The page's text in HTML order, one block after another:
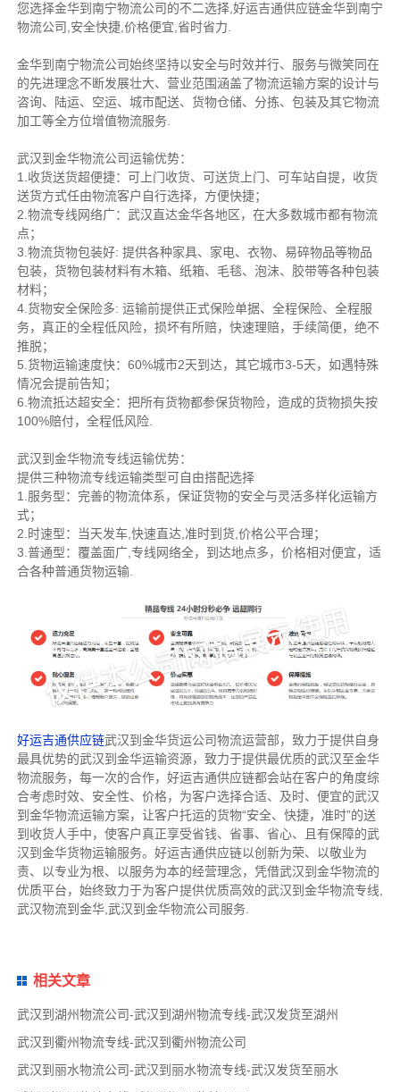
您选择金华到南宁物流公司的不二选择,好运吉通供应链金华到南宁
物流公司,安全快捷,价格便宜,省时省力.
金华到南宁物流公司始终坚持以安全与时效并行、服务与微笑同在
的先进理念不断发展壮大、营业范围涵盖了物流运输方案的设计与
咨询、陆运、空运、城市配送、货物仓储、分拣、包装及其它物流
加工等全方位增值物流服务.
武汉到金华物流公司运输优势：
1.收货送货超便捷：可上门收货、可送货上门、可车站自提，收货
送货方式任由物流客户自行选择，方便快捷；
2.物流专线网络广：武汉直达金华各地区，在大多数城市都有物流
点；
3.物流货物包装好: 提供各种家具、家电、衣物、易碎物品等物品
包装，货物包装材料有木箱、纸箱、毛毯、泡沫、胶带等各种包装
材料；
4.货物安全保险多: 运输前提供正式保险单据、全程保险、全程服
务，真正的全程低风险，损坏有所赔，快速理赔，手续简便，绝不
推脱；
5.货物运输速度快：60%城市2天到达，其它城市3-5天，如遇特殊
情况会提前告知；
6.物流抵达超安全：把所有货物都参保货物险，造成的货物损失按
100%赔付，全程低风险.
武汉到金华物流专线运输优势：
提供三种物流专线运输类型可自由搭配选择
1.服务型：完善的物流体系，保证货物的安全与灵活多样化运输方
式；
2.时速型：当天发车,快速直达,准时到货,价格公平合理；
3.普通型：覆盖面广,专线网络全，到达地点多，价格相对便宜，适
合各种普通货物运输.
好运吉通供应链武汉到金华货运公司物流运营部，致力于提供自身
最具优势的武汉到金华运输资源，致力于提供最优质的武汉至金华
物流服务，每一次的合作，好运吉通供应链都会站在客户的角度综
合考虑时效、安全性、价格，为客户选择合适、及时、便宜的武汉
到金华物流运输方案，让客户托运的货物“安全、快捷，准时”的送
到收货人手中，使客户真正享受省钱、省事、省心、且有保障的武
汉到金华货物运输服务。好运吉通供应链以创新为荣、以敬业为
责、以专业为根、以服务为本的经营理念，凭借武汉到金华物流的
优质平台，始终致力于为客户提供优质高效的武汉到金华物流专线,
武汉物流到金华,武汉到金华物流公司服务.
相关文章
武汉到湖州物流公司-武汉到湖州物流专线-武汉发货至湖州
武汉到衢州物流专线-武汉到衢州物流公司
武汉到丽水物流公司-武汉到丽水物流专线-武汉发货至丽水